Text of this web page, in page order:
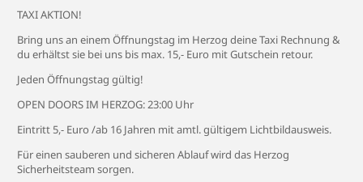
TAXI AKTION!
Bring uns an einem Öffnungstag im Herzog deine Taxi Rechnung &
du erhältst sie bei uns bis max. 15,- Euro mit Gutschein retour.
Jeden Öffnungstag gültig!
OPEN DOORS IM HERZOG: 23:00 Uhr
Eintritt 5,- Euro /ab 16 Jahren mit amtl. gültigem Lichtbildausweis.
Für einen sauberen und sicheren Ablauf wird das Herzog
Sicherheitsteam sorgen.